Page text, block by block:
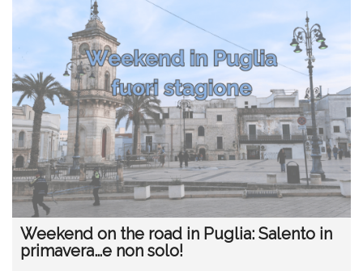
Weekend on the road in Puglia: Salento in
primavera…e non solo!